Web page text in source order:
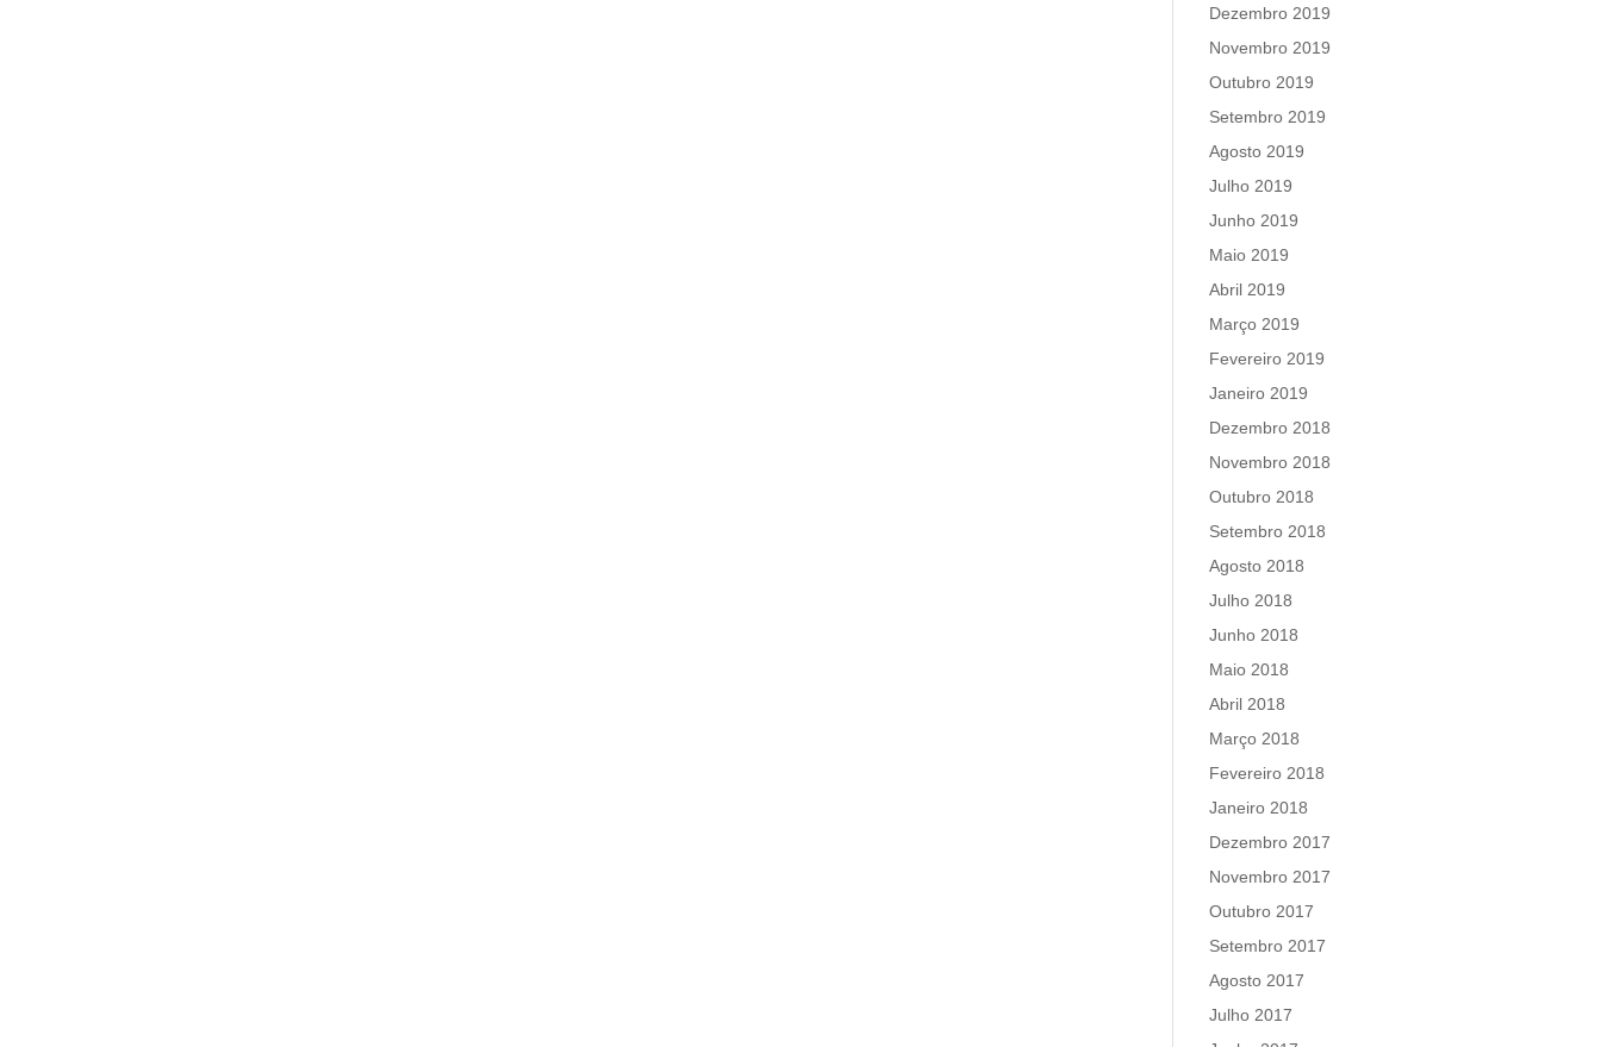
Dezembro 2019
Novembro 2019
Outubro 2019
Setembro 2019
Agosto 2019
Julho 2019
Junho 2019
Maio 2019
Abril 2019
Março 2019
Fevereiro 2019
Janeiro 2019
Dezembro 2018
Novembro 2018
Outubro 2018
Setembro 2018
Agosto 2018
Julho 2018
Junho 2018
Maio 2018
Abril 2018
Março 2018
Fevereiro 2018
Janeiro 2018
Dezembro 2017
Novembro 2017
Outubro 2017
Setembro 2017
Agosto 2017
Julho 2017